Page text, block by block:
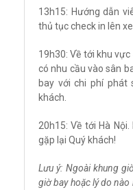
13h15: Hướng dẫn
thủ tục check in lên xe
19h30: Về tới khu vực
có nhu cầu vào sân
bay với chi phí phát
khách.
20h15: Về tới Hà
gặp lại Quý khách!
Lưu ý: Ngoài khung
giờ bay hoặc lý do nào